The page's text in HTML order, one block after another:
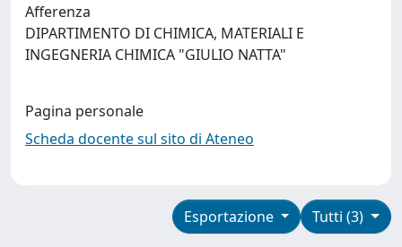
Afferenza
DIPARTIMENTO DI CHIMICA, MATERIALI E
INGEGNERIA CHIMICA "GIULIO NATTA"
Pagina personale
Scheda docente sul sito di Ateneo
Tutti (3)
Esportazione